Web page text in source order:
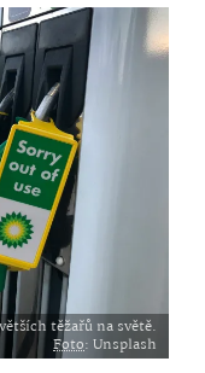
těžařů na světě.
Foto: Unsplash